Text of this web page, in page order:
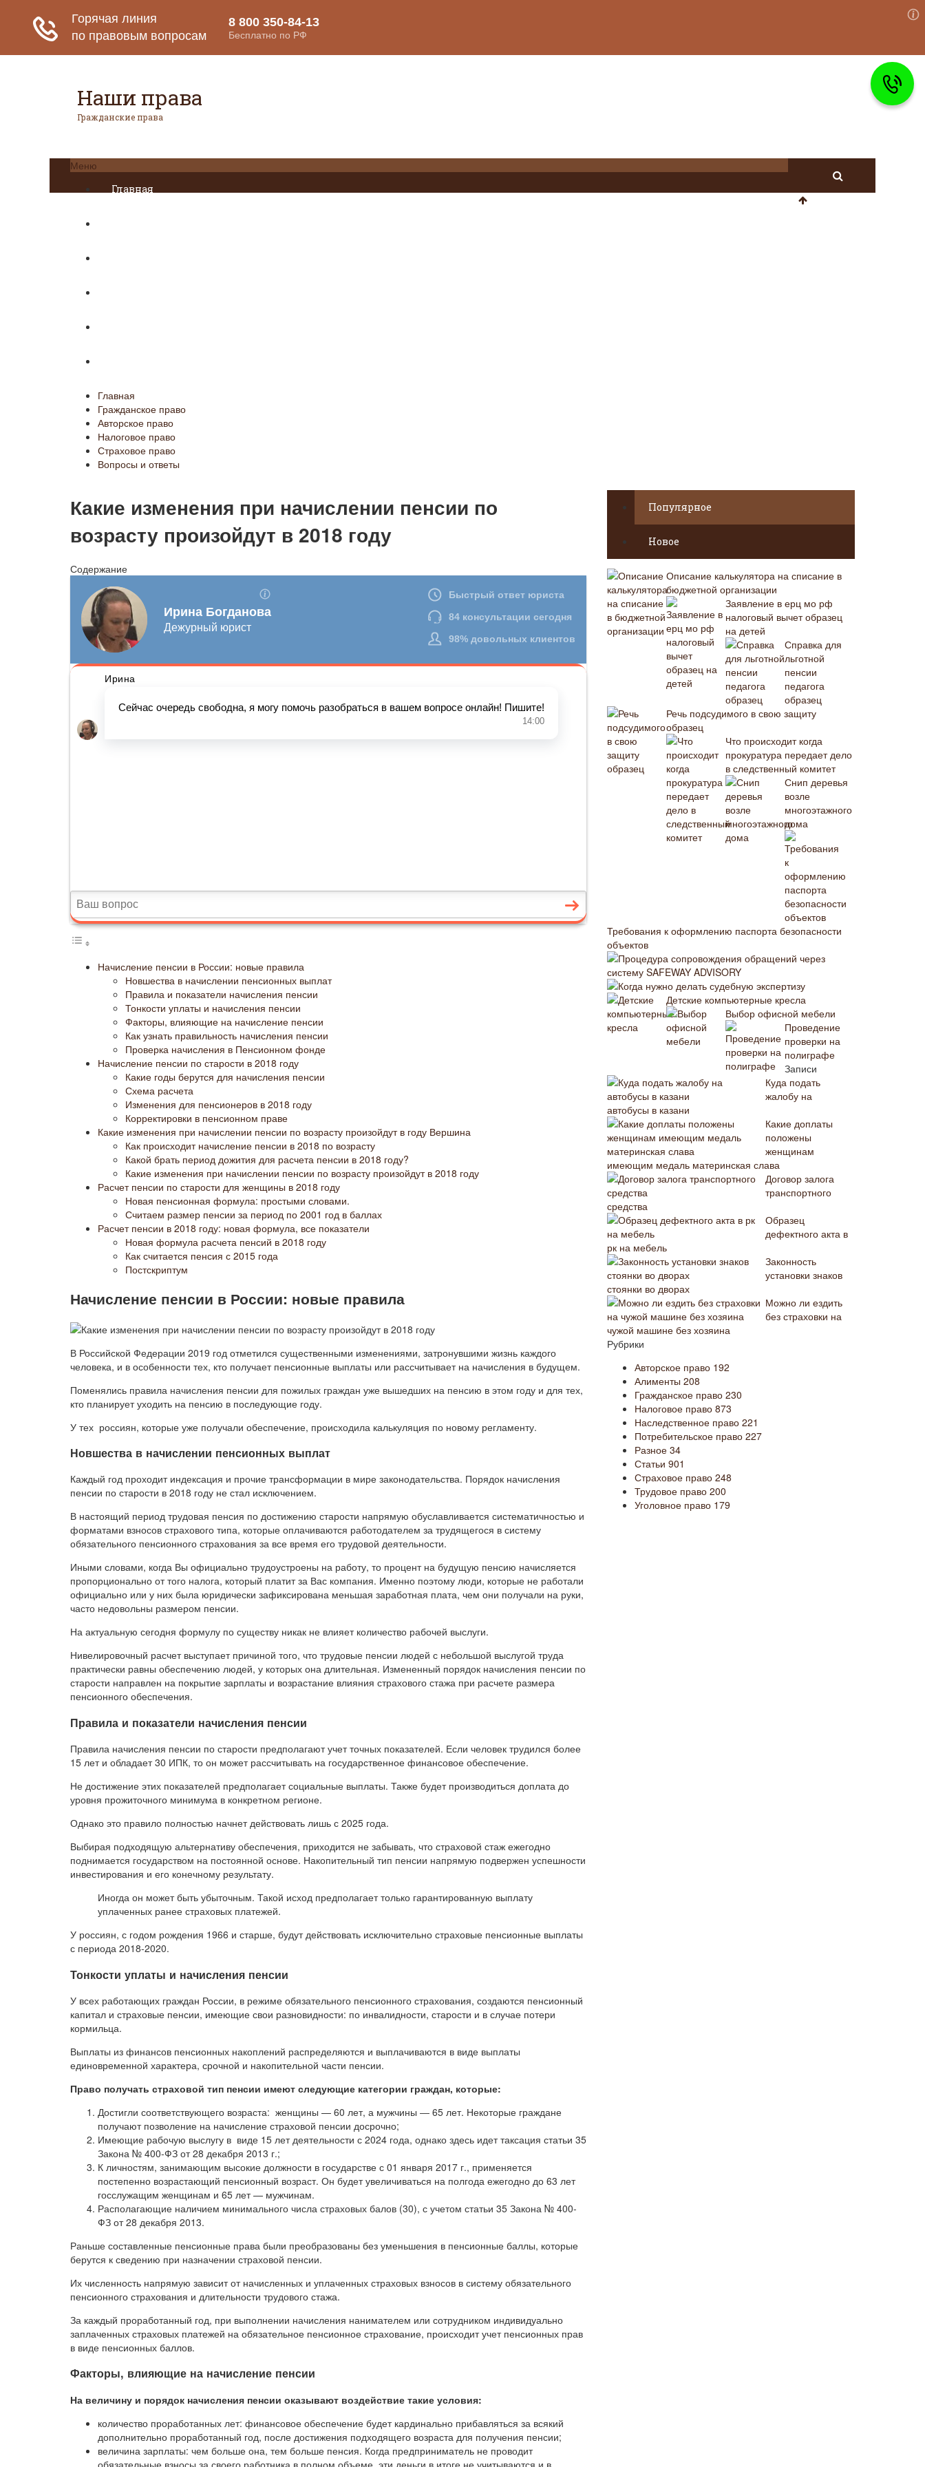
Наши права
Гражданские права
Меню
Главная
Главная
Гражданское право
Авторское право
Налоговое право
Страховое право
Вопросы и ответы
Какие изменения при начислении пенсии по
возрасту произойдут в 2018 году
Содержание
Начисление пенсии в России: новые правила
Новшества в начислении пенсионных выплат
Правила и показатели начисления пенсии
Тонкости уплаты и начисления пенсии
Факторы, влияющие на начисление пенсии
Как узнать правильность начисления пенсии
Проверка начисления в Пенсионном фонде
Начисление пенсии по старости в 2018 году
Какие годы берутся для начисления пенсии
Схема расчета
Изменения для пенсионеров в 2018 году
Корректировки в пенсионном праве
Какие изменения при начислении пенсии по возрасту произойдут в году Вершина
Как происходит начисление пенсии в 2018 по возрасту
Какой брать период дожития для расчета пенсии в 2018 году?
Какие изменения при начислении пенсии по возрасту произойдут в 2018 году
Расчет пенсии по старости для женщины в 2018 году
Новая пенсионная формула: простыми словами.
Считаем размер пенсии за период по 2001 год в баллах
Расчет пенсии в 2018 году: новая формула, все показатели
Новая формула расчета пенсий в 2018 году
Как считается пенсия с 2015 года
Постскриптум
Начисление пенсии в России: новые правила
В Российской Федерации 2019 год отметился существенными изменениями, затронувшими жизнь каждого
человека, и в особенности тех, кто получает пенсионные выплаты или рассчитывает на начисления в будущем.
Поменялись правила начисления пенсии для пожилых граждан уже вышедших на пенсию в этом году и для тех,
кто планирует уходить на пенсию в последующие году.
У тех россиян, которые уже получали обеспечение, происходила калькуляция по новому регламенту.
Новшества в начислении пенсионных выплат
Каждый год проходит индексация и прочие трансформации в мире законодательства. Порядок начисления
пенсии по старости в 2018 году не стал исключением.
В настоящий период трудовая пенсия по достижению старости напрямую обуславливается систематичностью и
форматами взносов страхового типа, которые оплачиваются работодателем за трудящегося в систему
обязательного пенсионного страхования за все время его трудовой деятельности.
Иными словами, когда Вы официально трудоустроены на работу, то процент на будущую пенсию начисляется
пропорционально от того налога, который платит за Вас компания. Именно поэтому люди, которые не работали
официально или у них была юридически зафиксирована меньшая заработная плата, чем они получали на руки,
часто недовольны размером пенсии.
На актуальную сегодня формулу по существу никак не влияет количество рабочей выслуги.
Нивелировочный расчет выступает причиной того, что трудовые пенсии людей с небольшой выслугой труда
практически равны обеспечению людей, у которых она длительная. Измененный порядок начисления пенсии по
старости направлен на покрытие зарплаты и возрастание влияния страхового стажа при расчете размера
пенсионного обеспечения.
Правила и показатели начисления пенсии
Правила начисления пенсии по старости предполагают учет точных показателей. Если человек трудился более
15 лет и обладает 30 ИПК, то он может рассчитывать на государственное финансовое обеспечение.
Не достижение этих показателей предполагает социальные выплаты. Также будет производиться доплата до
уровня прожиточного минимума в конкретном регионе.
Однако это правило полностью начнет действовать лишь с 2025 года.
Выбирая подходящую альтернативу обеспечения, приходится не забывать, что страховой стаж ежегодно
поднимается государством на постоянной основе. Накопительный тип пенсии напрямую подвержен успешности
инвестирования и его конечному результату.
Иногда он может быть убыточным. Такой исход предполагает только гарантированную выплату
уплаченных ранее страховых платежей.
У россиян, с годом рождения 1966 и старше, будут действовать исключительно страховые пенсионные выплаты
с периода 2018-2020.
Тонкости уплаты и начисления пенсии
У всех работающих граждан России, в режиме обязательного пенсионного страхования, создаются пенсионный
капитал и страховые пенсии, имеющие свои разновидности: по инвалидности, старости и в случае потери
кормильца.
Выплаты из финансов пенсионных накоплений распределяются и выплачиваются в виде выплаты
единовременной характера, срочной и накопительной части пенсии.
Право получать страховой тип пенсии имеют следующие категории граждан, которые:
Достигли соответствующего возраста: женщины — 60 лет, а мужчины ― 65 лет. Некоторые граждане
получают позволение на начисление страховой пенсии досрочно;
Имеющие рабочую выслугу в виде 15 лет деятельности с 2024 года, однако здесь идет таксация статьи 35
Закона № 400-ФЗ от 28 декабря 2013 г.;
К личностям, занимающим высокие должности в государстве с 01 января 2017 г., применяется
постепенно возрастающий пенсионный возраст. Он будет увеличиваться на полгода ежегодно до 63 лет
госслужащим женщинам и 65 лет — мужчинам.
Располагающие наличием минимального числа страховых балов (30), с учетом статьи 35 Закона № 400-
ФЗ от 28 декабря 2013.
Раньше составленные пенсионные права были преобразованы без уменьшения в пенсионные баллы, которые
берутся к сведению при назначении страховой пенсии.
Их численность напрямую зависит от начисленных и уплаченных страховых взносов в систему обязательного
пенсионного страхования и длительности трудового стажа.
За каждый проработанный год, при выполнении начисления нанимателем или сотрудником индивидуально
заплаченных страховых платежей на обязательное пенсионное страхование, происходит учет пенсионных прав
в виде пенсионных баллов.
Факторы, влияющие на начисление пенсии
На величину и порядок начисления пенсии оказывают воздействие такие условия:
количество проработанных лет: финансовое обеспечение будет кардинально прибавляться за всякий
дополнительно проработанный год, после достижения подходящего возраста для получения пенсии;
величина зарплаты: чем больше она, тем больше пенсия. Когда предприниматель не проводит
обязательные взносы за своего работника в полном объеме, эти деньги в итоге не учитываются и в
Популярное
Новое
Описание калькулятора на списание в
бюджетной организации
Заявление в ерц мо рф
налоговый вычет образец
на детей
Справка для
льготной
пенсии
педагога
образец
Речь подсудимого в свою защиту
образец
Что происходит когда
прокуратура передает дело
в следственный комитет
Снип деревья
возле
многоэтажного
дома
Требования к оформлению паспорта безопасности
объектов
Процедура сопровождения обращений через
систему SAFEWAY ADVISORY
Когда нужно делать судебную экспертизу
Детские компьютерные кресла
Выбор офисной мебели
Проведение
проверки на
полиграфе
Записи
Куда подать
жалобу на
автобусы в казани
Какие доплаты
положены
женщинам
имеющим медаль материнская слава
Договор залога
транспортного
средства
Образец
дефектного акта в
рк на мебель
Законность
установки знаков
стоянки во дворах
Можно ли ездить
без страховки на
чужой машине без хозяина
Рубрики
Авторское право 192
Алименты 208
Гражданское право 230
Налоговое право 873
Наследственное право 221
Потребительское право 227
Разное 34
Статьи 901
Страховое право 248
Трудовое право 200
Уголовное право 179